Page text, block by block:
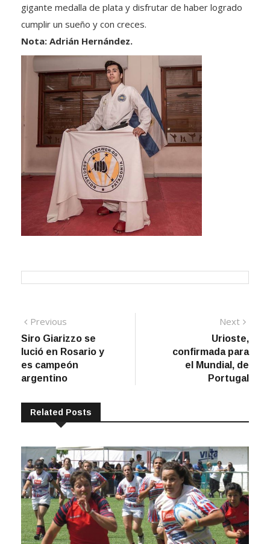
gigante medalla de plata y disfrutar de haber logrado
cumplir un sueño y con creces.
Nota: Adrián Hernández.
Navegación
de
entradas
Previous
post:
Siro Giarizzo se
lució en Rosario y
es campeón
argentino
Next
post:
Urioste,
confirmada para
el Mundial, de
Portugal
Related Posts